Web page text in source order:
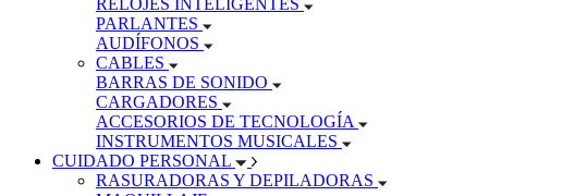
RELOJES INTELIGENTES
PARLANTES
AUDÍFONOS
CABLES
BARRAS DE SONIDO
CARGADORES
ACCESORIOS DE TECNOLOGÍA
INSTRUMENTOS MUSICALES
CUIDADO PERSONAL
RASURADORAS Y DEPILADORAS